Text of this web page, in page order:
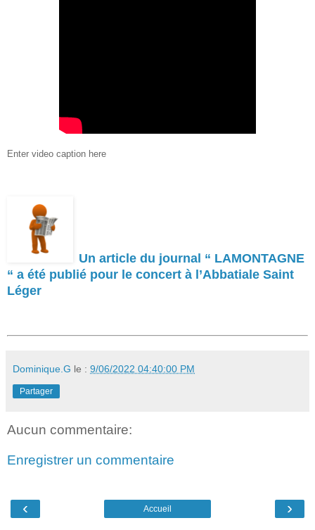
Enter video caption here
Un article du journal “ LAMONTAGNE
“ a été publié pour le concert à l’Abbatiale Saint
Léger
Dominique.G le : 9/06/2022 04:40:00 PM
Partager
Aucun commentaire:
Enregistrer un commentaire
‹ ›
Accueil